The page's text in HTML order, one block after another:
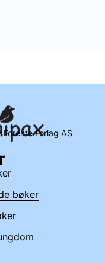
Forente Forlag AS
bøker